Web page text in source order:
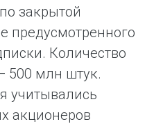
закрытой
предусмотренного
Количество
500 млн штук.
учитывались
акционеров